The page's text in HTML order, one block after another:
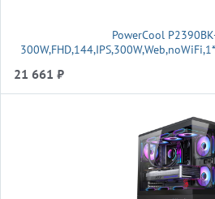
PowerCool
21 661 ₽